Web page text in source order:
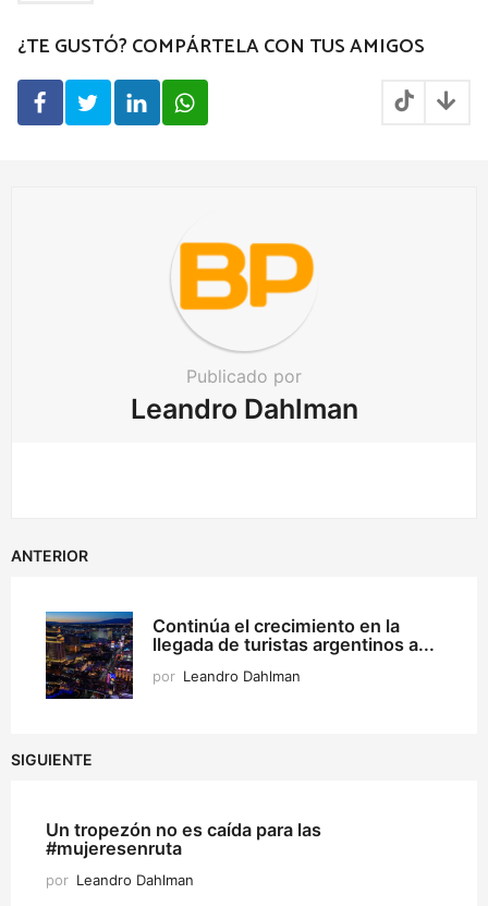
i
n
t
¿TE GUSTÓ? COMPÁRTELA CON TUS AMIGOS
Publicado por
Leandro Dahlman
ANTERIOR
Continúa el crecimiento en la
llegada de turistas argentinos a...
por Leandro Dahlman
SIGUIENTE
Un tropezón no es caída para las
#mujeresenruta
por Leandro Dahlman